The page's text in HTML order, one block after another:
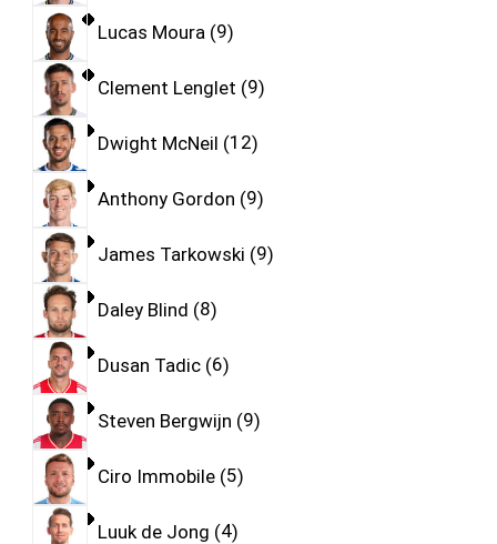
Lucas Moura 9
Clement Lenglet 9
Dwight McNeil 12
Anthony Gordon 9
James Tarkowski 9
Daley Blind 8
Dusan Tadic 6
Steven Bergwijn 9
Ciro Immobile 5
Luuk de Jong 4